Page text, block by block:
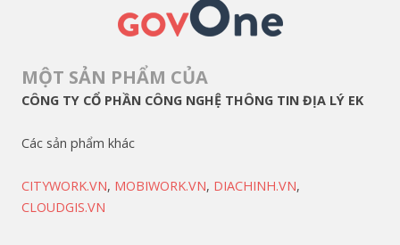
MỘT SẢN PHẨM CỦA
CÔNG TY CỔ PHẦN CÔNG NGHỆ THÔNG TIN ĐỊA LÝ EK
Các sản phẩm khác
CITYWORK.VN, MOBIWORK.VN, DIACHINH.VN,
CLOUDGIS.VN